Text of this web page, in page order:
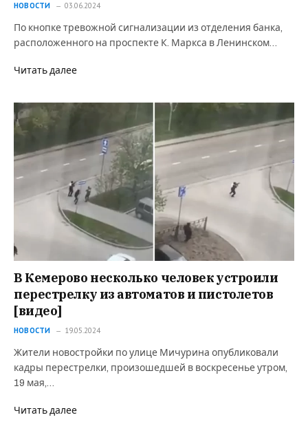
НОВОСТИ 03.06.2024
По кнопке тревожной сигнализации из отделения банка,
расположенного на проспекте К. Маркса в Ленинском…
Читать далее
В Кемерово несколько человек устроили
перестрелку из автоматов и пистолетов⁠⁠
[видео]
НОВОСТИ 19.05.2024
Жители новостройки по улице Мичурина опубликовали
кадры перестрелки, произошедшей в воскресенье утром,
19 мая,…
Читать далее